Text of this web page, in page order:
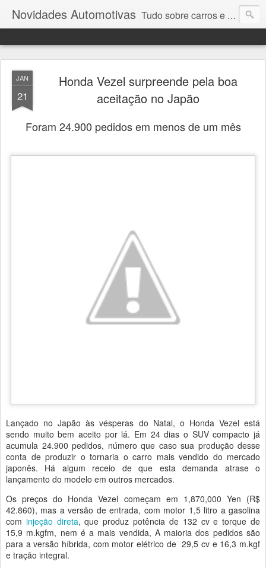
Novidades Automotivas Tudo sobre carros e motores
JAN
21
Honda Vezel surpreende pela boa
aceitação no Japão
Foram 24.900 pedidos em menos de um mês
Lançado no Japão às vésperas do Natal, o Honda Vezel está
sendo muito bem aceito por lá. Em 24 dias o SUV compacto já
acumula 24.900 pedidos, número que caso sua produção desse
conta de produzir o tornaria o carro mais vendido do mercado
japonês. Há algum receio de que esta demanda atrase o
lançamento do modelo em outros mercados.
Os preços do Honda Vezel começam em 1,870,000 Yen (R$
42.860), mas a versão de entrada, com motor 1,5 litro a gasolina
com injeção direta, que produz potência de 132 cv e torque de
15,9 m.kgfm, nem é a mais vendida, A maioria dos pedidos são
para a versão híbrida, com motor elétrico de 29,5 cv e 16,3 m.kgf
e tração integral.